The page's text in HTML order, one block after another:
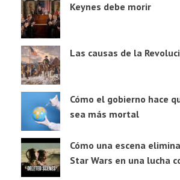
Keynes debe morir
Las causas de la
Cómo el gobierno hace
sea más mortal
Cómo una escena
Star Wars en una lucha